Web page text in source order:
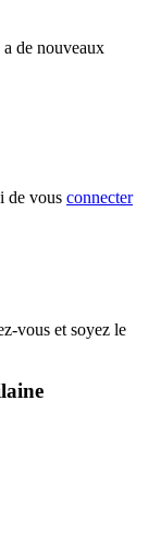
de nouveaux
de vous connecter
vous et soyez le